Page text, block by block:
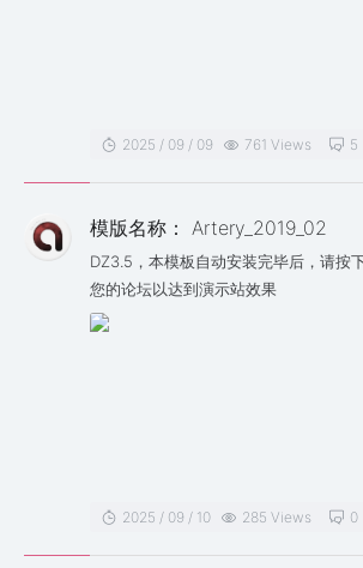
2025 / 09 / 09 761 Views 5
模版名称： Artery_2019_02
DZ3.5，本模板自动安装完毕后，请按
您的论坛以达到演示站效果
2025 / 09 / 10 285 Views 0